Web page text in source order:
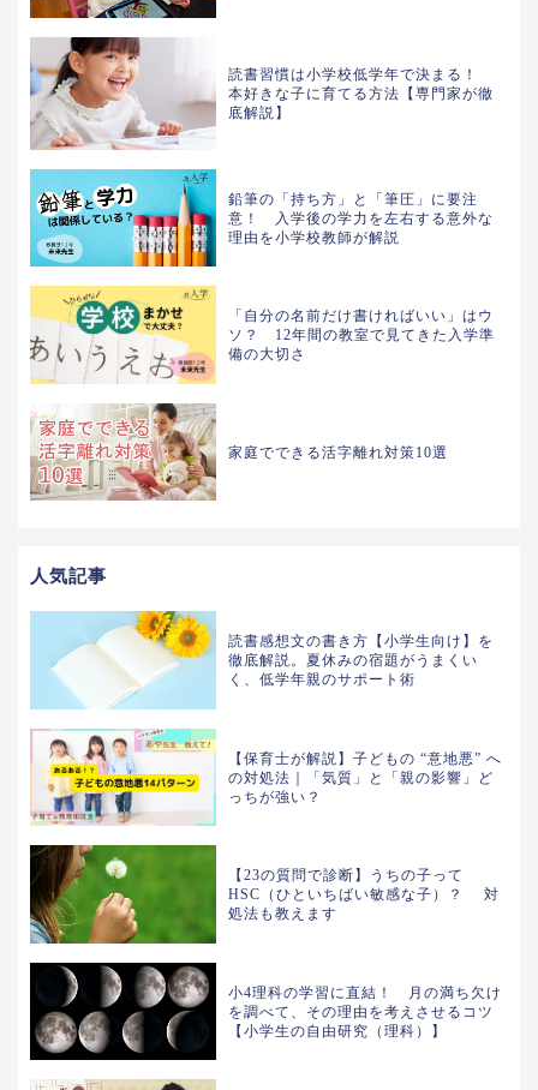
読書習慣は小学校低学年で決まる！
本好きな子に育てる方法【専門家が徹
底解説】
鉛筆の「持ち方」と「筆圧」に要注
意！ 入学後の学力を左右する意外な
理由を小学校教師が解説
「自分の名前だけ書ければいい」はウ
ソ？ 12年間の教室で見てきた入学準
備の大切さ
家庭でできる活字離れ対策10選
人気記事
読書感想文の書き方【小学生向け】を
徹底解説。夏休みの宿題がうまくい
く、低学年親のサポート術
【保育士が解説】子どもの “意地悪” へ
の対処法｜「気質」と「親の影響」ど
っちが強い？
【23の質問で診断】うちの子って
HSC（ひといちばい敏感な子）？ 対
処法も教えます
小4理科の学習に直結！ 月の満ち欠け
を調べて、その理由を考えさせるコツ
【小学生の自由研究（理科）】